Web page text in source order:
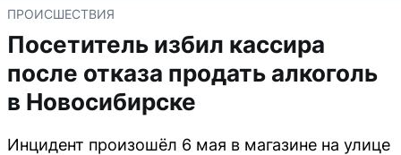
ПРОИСШЕСТВИЯ
Посетитель избил кассира
после отказа продать алкоголь
в Новосибирске
Инцидент произошёл 6 мая в магазине на улице